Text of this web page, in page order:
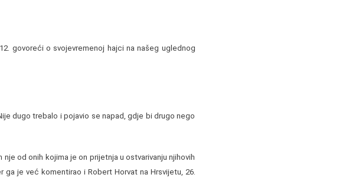
govoreći o svojevremenoj hajci na našeg uglednog
dugo trebalo i pojavio se napad, gdje bi drugo nego
od onih kojima je on prijetnja u ostvarivanju njihovih
je već komentirao i Robert Horvat na Hrsvijetu, 26.